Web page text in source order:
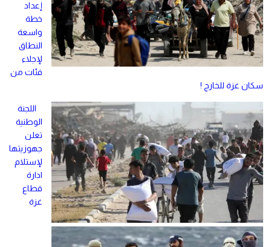
إعداد
خطة
واسعة
النطاق
لإجلاء
فئات من
سكان غزة للخارج !
اللجنة
الوطنية
تعلن
جهوزيتها
لإستلام
ادارة
قطاع
غزة